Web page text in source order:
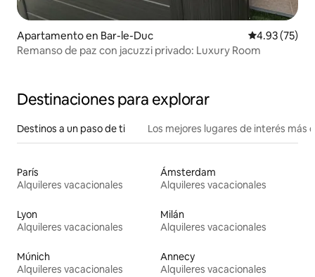
Apartamento en Bar-le-Duc Calificación
4.93 (75)
Remanso de paz con jacuzzi privado: Luxury Room
Destinaciones para explorar
Destinos a un paso de ti Los mejores lugares de interés más
París
Alquileres vacacionales
Ámsterdam
Alquileres vacacionales
Lyon
Alquileres vacacionales
Milán
Alquileres vacacionales
Múnich
Alquileres vacacionales
Annecy
Alquileres vacacionales